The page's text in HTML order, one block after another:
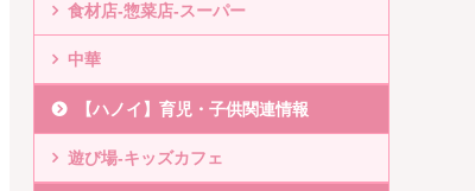
食材店-惣菜店-スーパー
中華
【ハノイ】育児・子供関連情報
遊び場-キッズカフェ